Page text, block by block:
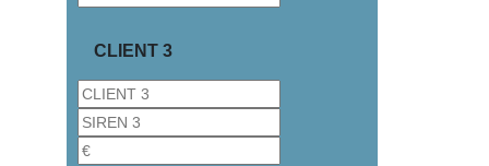
CLIENT 3